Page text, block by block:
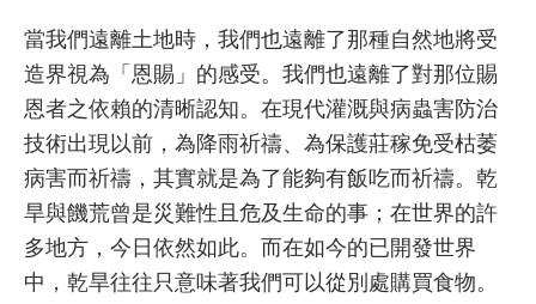
當我們遠離土地時，我們也遠離了那種自然地將受
造界視為「恩賜」的感受。我們也遠離了對那位賜
恩者之依賴的清晰認知。在現代灌溉與病蟲害防治
技術出現以前，為降雨祈禱、為保護莊稼免受枯萎
病害而祈禱，其實就是為了能夠有飯吃而祈禱。乾
旱與饑荒曾是災難性且危及生命的事；在世界的許
多地方，今日依然如此。而在如今的已開發世界
中，乾旱往往只意味著我們可以從別處購買食物。